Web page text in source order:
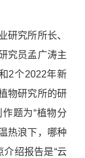
究所所长、
究员孟广涛主
2个2022年新
物研究所的研
题为“植物分
热浪下，哪种
介绍报告是“云